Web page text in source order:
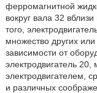
ферромагнитной
вокруг вала 32
того,
множество других
зависимости от
электродвигатель
электродвигателем,
и различных